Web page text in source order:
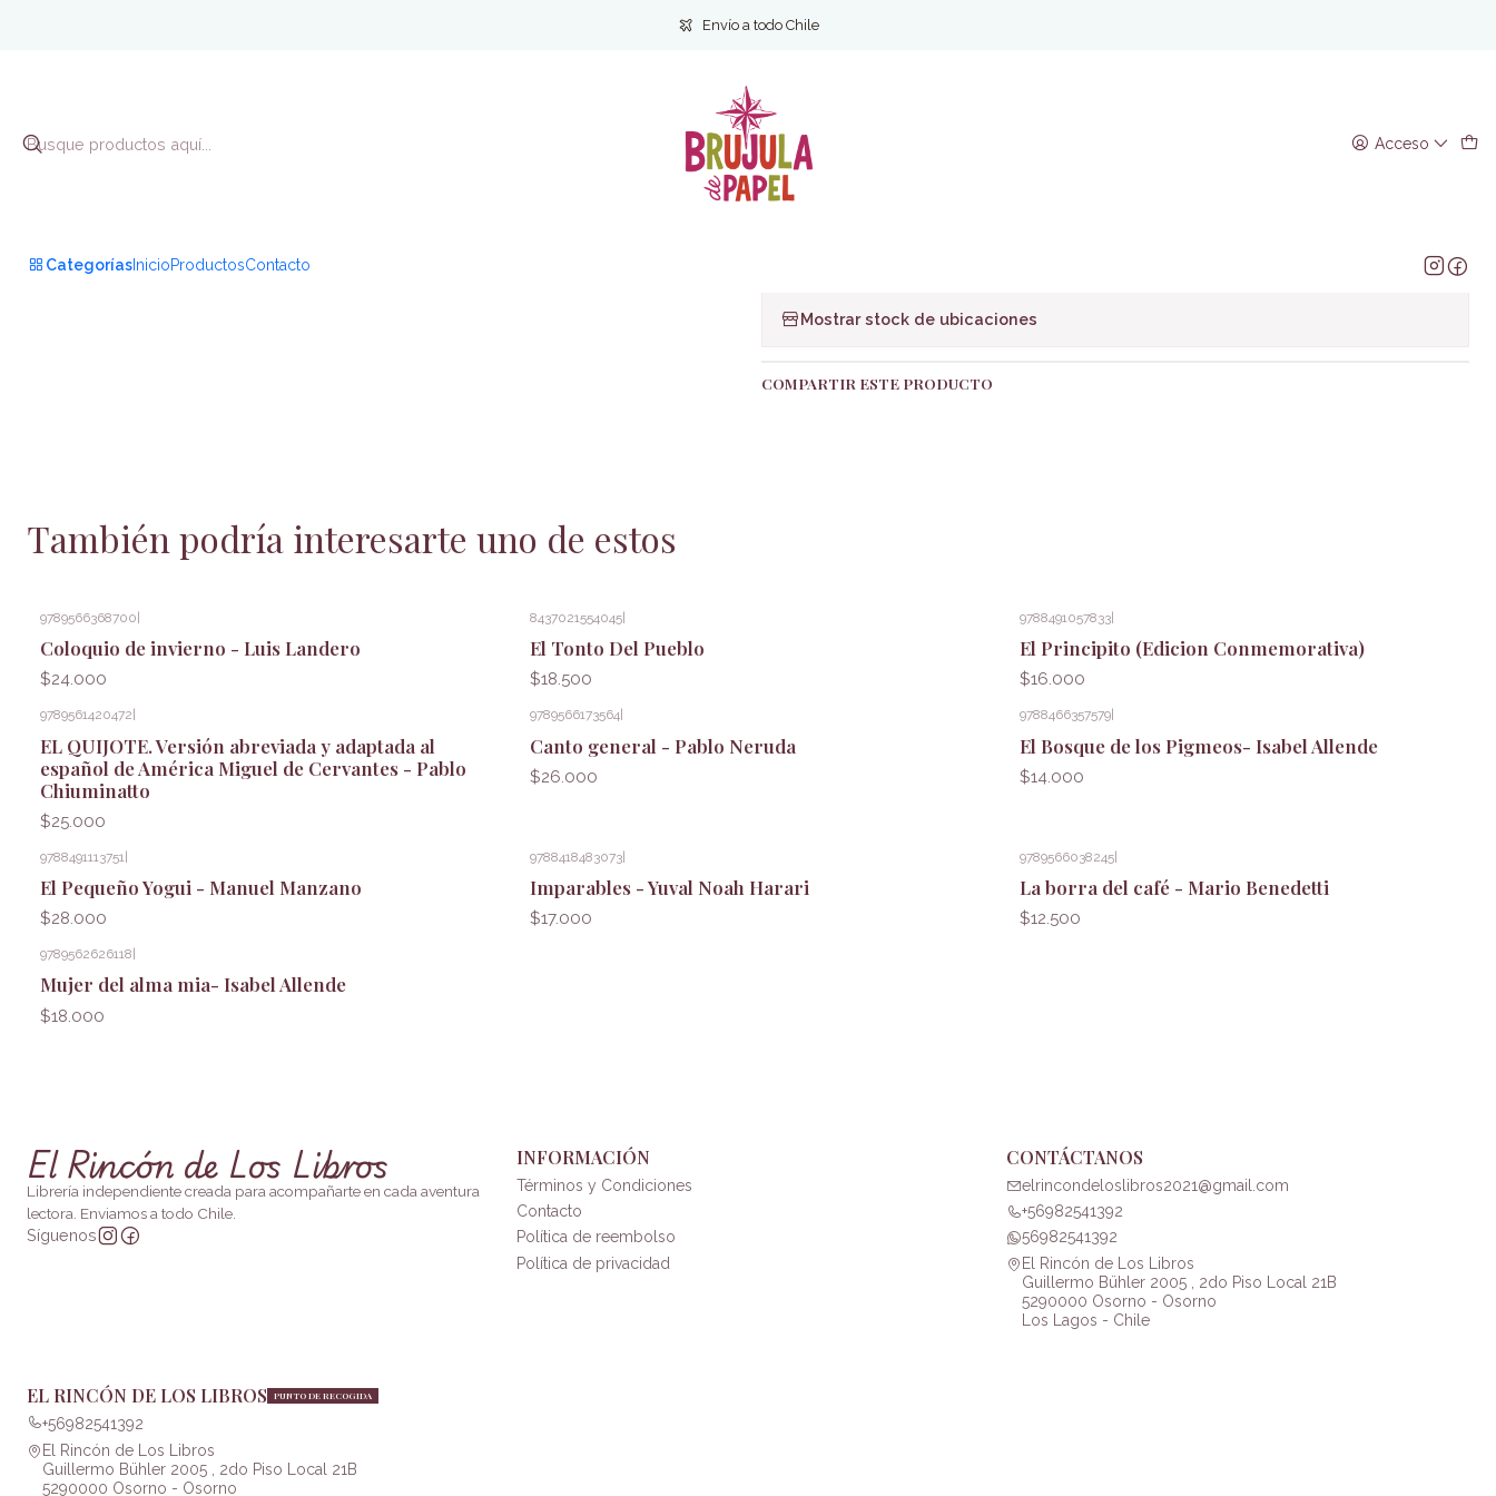
Acceso
Categorías InicioProductosContacto
Envío a todo Chile
Novela Contemporánea La Fiesta del Chivo- Mario Vargas Llosa
La Fiesta del Chivo- Mario Vargas Llosa
Cantidad
Mostrar stock de ubicaciones
COMPARTIR ESTE PRODUCTO
También podría interesarte uno de estos
9789566368700
Coloquio de invierno - Luis Landero
$24.000
8437021554045|
El Tonto Del Pueblo
$18.500
9788491057833|
El Principito (Edicion Conmemorativa)
$16.000
9789561420472
EL QUIJOTE. Versión abreviada y adaptada al
español de América Miguel de Cervantes - Pablo
Chiuminatto
$25.000
9789566173564|
Canto general - Pablo Neruda
$26.000
9788466357579|
El Bosque de los Pigmeos- Isabel Allende
$14.000
9788491113751 |
El Pequeño Yogui - Manuel Manzano
$28.000
9788418483073|
Imparables - Yuval Noah Harari
$17.000
9789566038245|
La borra del café - Mario Benedetti
$12.500
9789562626118
Mujer del alma mia- Isabel Allende
$18.000
El Rincón de Los Libros
Librería independiente creada para acompañarte en cada aventura
lectora. Enviamos a todo Chile.
Síguenos
INFORMACIÓN
Términos y Condiciones
Contacto
Política de reembolso
Política de privacidad
CONTÁCTANOS
elrincondeloslibros2021@gmail.com
+56982541392
56982541392
El Rincón de Los Libros
Guillermo Bühler 2005 , 2do Piso Local 21B
5290000 Osorno - Osorno
Los Lagos - Chile
EL RINCÓN DE LOS LIBROS PUNTO DE RECOGIDA
+56982541392
El Rincón de Los Libros
Guillermo Bühler 2005 , 2do Piso Local 21B
5290000 Osorno - Osorno